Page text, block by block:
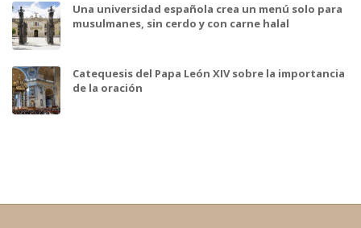
Una universidad española crea un menú solo para
musulmanes, sin cerdo y con carne halal
Catequesis del Papa León XIV sobre la importancia
de la oración